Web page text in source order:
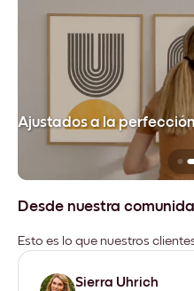
Ajustados a la perfección
Desde nuestra
Esto es lo que nuestros
Sierra Uhrich